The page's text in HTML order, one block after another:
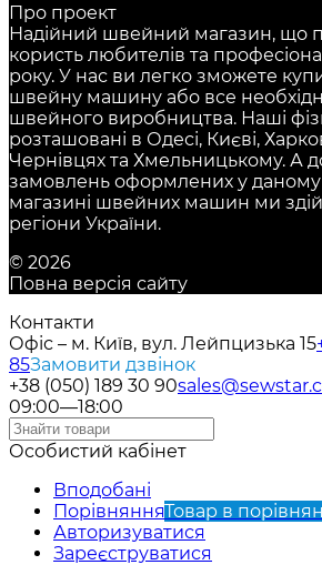
Про проект
Надійний швейний магазин, що
користь любителів та
року. У нас ви легко зможете
швейну машину або все
швейного виробництва. Наші
розташовані в Одесі, Києві,
Чернівцях та Хмельницькому. А
замовлень оформлених у даному
магазині швейних машин ми
регіони України.
© 2026
Повна версія сайту
Контакти
Офіс – м. Київ, вул. Лейпцизька 15
85Замовити дзвінок
+38 (050) 189 30 90
09:00—18:00
Особистий кабінет
Вподобані
ПорівнянняТовар в
Авторизуватися
Зареєструватися